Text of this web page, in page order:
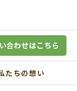
合わせはこちら
たちの想い